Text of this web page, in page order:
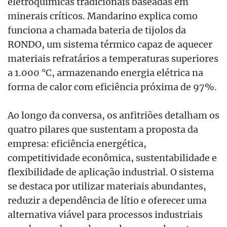
minerais críticos. Mandarino explica como
funciona a chamada bateria de tijolos da
RONDO, um sistema térmico capaz de aquecer
materiais refratários a temperaturas superiores
a 1.000 °C, armazenando energia elétrica na
forma de calor com eficiência próxima de 97%.
Ao longo da conversa, os anfitriões detalham os
quatro pilares que sustentam a proposta da
empresa: eficiência energética,
competitividade econômica, sustentabilidade e
flexibilidade de aplicação industrial. O sistema
se destaca por utilizar materiais abundantes,
reduzir a dependência de lítio e oferecer uma
alternativa viável para processos industriais